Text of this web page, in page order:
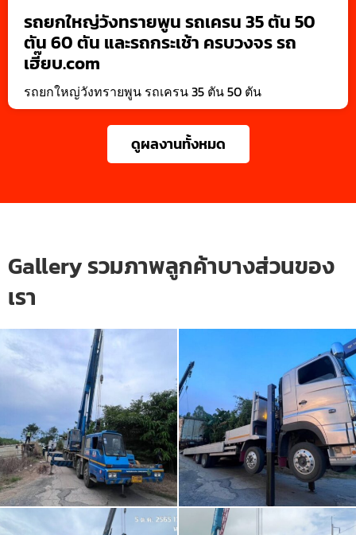
รถยกใหญ่วังทรายพูน รถเครน 35 ตัน 50
ตัน 60 ตัน และรถกระเช้า ครบวงจร รถ
เฮี๊ยบ.com
รถยกใหญ่วังทรายพูน รถเครน 35 ตัน 50 ตัน
ดูผลงานทั้งหมด
Gallery รวมภาพลูกค้าบางส่วนของ
เรา